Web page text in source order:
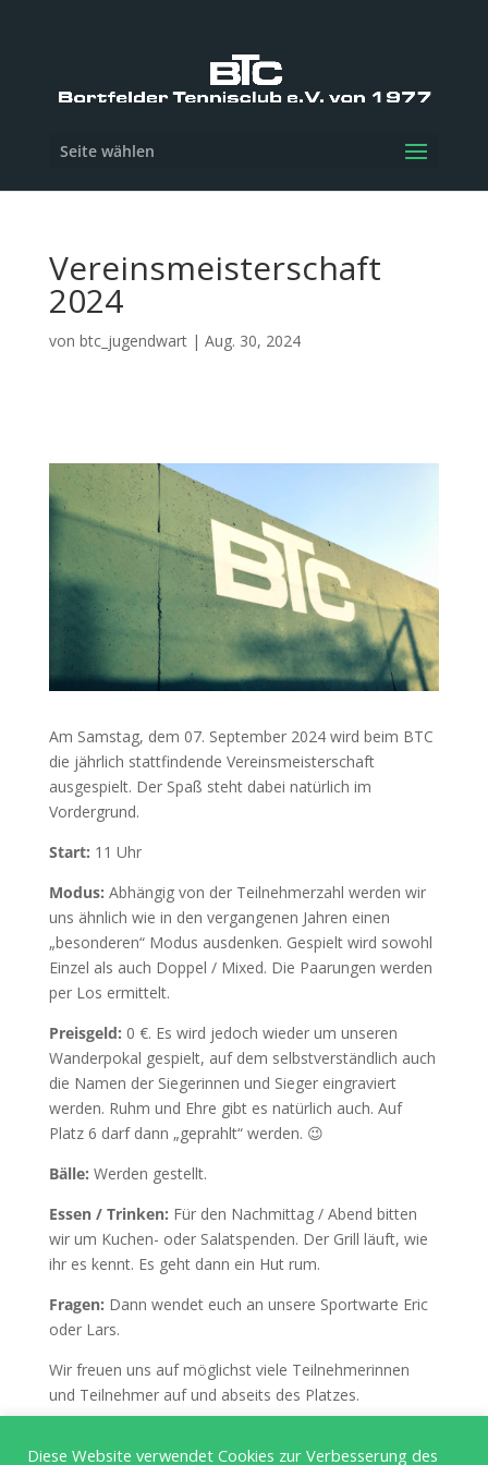
Seite wählen
Vereinsmeisterschaft
2024
von btc_jugendwart| Aug. 30, 2024
Am Samstag, dem 07. September 2024 wird beim BTC
die jährlich stattfindende Vereinsmeisterschaft
ausgespielt. Der Spaß steht dabei natürlich im
Vordergrund.
Start: 11 Uhr
Modus: Abhängig von der Teilnehmerzahl werden wir
uns ähnlich wie in den vergangenen Jahren einen
„besonderen“ Modus ausdenken. Gespielt wird sowohl
Einzel als auch Doppel / Mixed. Die Paarungen werden
per Los ermittelt.
Preisgeld: 0 €. Es wird jedoch wieder um unseren
Wanderpokal gespielt, auf dem selbstverständlich auch
die Namen der Siegerinnen und Sieger eingraviert
werden. Ruhm und Ehre gibt es natürlich auch. Auf
Platz 6 darf dann „geprahlt“ werden. 😉
Bälle: Werden gestellt.
Essen / Trinken: Für den Nachmittag / Abend bitten
wir um Kuchen- oder Salatspenden. Der Grill läuft, wie
ihr es kennt. Es geht dann ein Hut rum.
Fragen: Dann wendet euch an unsere Sportwarte Eric
oder Lars.
Wir freuen uns auf möglichst viele Teilnehmerinnen
und Teilnehmer auf und abseits des Platzes.
Diese Website verwendet Cookies zur Verbesserung des